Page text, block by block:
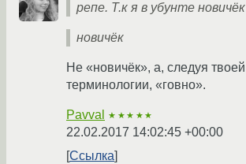
репе. Т.к я в убунте новичёк
новичёк
Не «новичёк», а, следуя твоей
терминологии, «говно».
Pavval ★★★★★
22.02.2017 14:02:45 +00:00
Ссылка